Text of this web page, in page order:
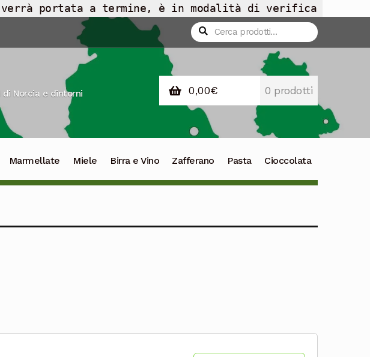
portata a termine, è in modalità di verifica
Cerca:
Cerca
Norcia e dintorni 0,00€ 0 prodotti
Marmellate Miele Birra e Vino Zafferano Pasta Cioccolata